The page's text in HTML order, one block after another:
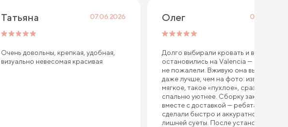
Татьяна 07.06.2026
Очень довольны, крепкая, удобная,
визуально невесомая красивая
Олег 06.05.2026
Долго выбирали кровать и в итоге
остановились на Valencia — ни разу
не пожалели. Вживую она выглядит
даже лучше, чем на фото: изголовье
мягкое, такое «пухлое», сразу делает
спальню уютнее. Сборку заказывали
вместе с доставкой — ребята всё
сделали быстро и аккуратно, без
лишней суеты. После установки